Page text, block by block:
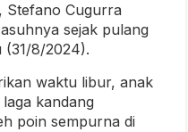
Stefano Cugurra
sejak pulang
(31/8/2024).
waktu libur, anak
kandang
poin sempurna di